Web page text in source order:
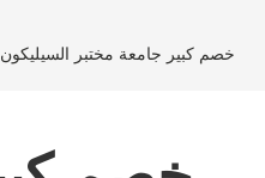
خصم كبير جامعة مختبر